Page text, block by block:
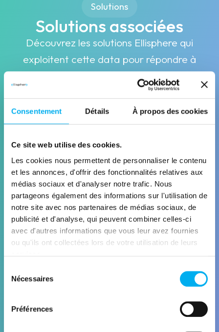
Consentement Détails À propos des cookies
Ce site web utilise des cookies.
Les cookies nous permettent de personnaliser le contenu
et les annonces, d'offrir des fonctionnalités relatives aux
médias sociaux et d'analyser notre trafic. Nous
partageons également des informations sur l'utilisation de
notre site avec nos partenaires de médias sociaux, de
publicité et d'analyse, qui peuvent combiner celles-ci
avec d'autres informations que vous leur avez fournies
ou qu'ils ont collectées lors de votre utilisation de leurs
Nécessaires
Préférences
Solutions
Solutions associées
Découvrez les solutions Ellisphere qui
exploitent cette data pour répondre à
vos enjeux business
CONNECT
Enrichissement des données
HubSpot
Découvrir la solution